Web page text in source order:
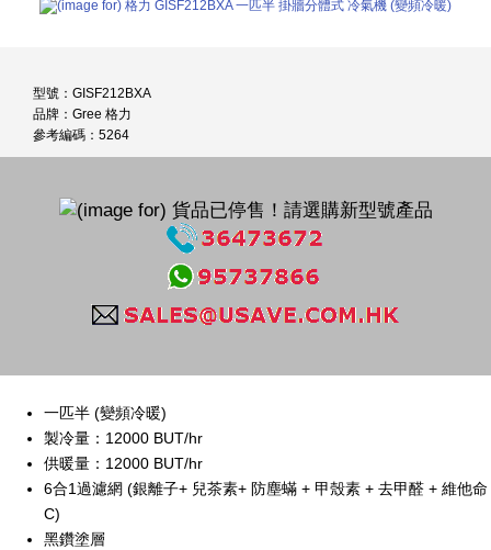
型號：GISF212BXA
品牌：Gree 格力
參考編碼：5264
一匹半 (變頻冷暖)
製冷量：12000 BUT/hr
供暖量：12000 BUT/hr
6合1過濾網 (銀離子+ 兒茶素+ 防塵蟎 + 甲殼素 + 去甲醛 + 維他命
C)
黑鑽塗層